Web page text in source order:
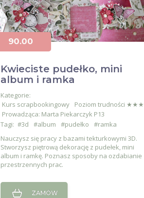
Kwieciste pudełko, mini
album i ramka
Kategorie:
Kurs scrapbookingowy
Poziom trudności ★★★
Prowadząca: Marta Piekarczyk P13
Tagi: #3d #album #pudełko
#ramka
Nauczysz się pracy z bazami tekturkowymi 3D.
Stworzysz piętrową dekorację z pudełek, mini
album i ramkę. Poznasz sposoby na ozdabianie
przestrzennych prac.
90.00
ZAMÓW